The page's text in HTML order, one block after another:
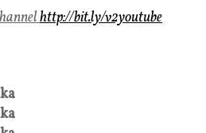
http://bit.ly/v2youtube